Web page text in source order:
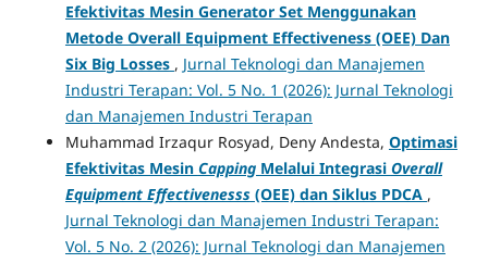
Efektivitas Mesin Generator Set Menggunakan
Metode Overall Equipment Effectiveness (OEE) Dan
Six Big Losses , Jurnal Teknologi dan Manajemen
Industri Terapan: Vol. 5 No. 1 (2026): Jurnal Teknologi
dan Manajemen Industri Terapan
Muhammad Irzaqur Rosyad, Deny Andesta, Optimasi
Efektivitas Mesin Capping Melalui Integrasi Overall
Equipment Effectivenesss (OEE) dan Siklus PDCA ,
Jurnal Teknologi dan Manajemen Industri Terapan:
Vol. 5 No. 2 (2026): Jurnal Teknologi dan Manajemen